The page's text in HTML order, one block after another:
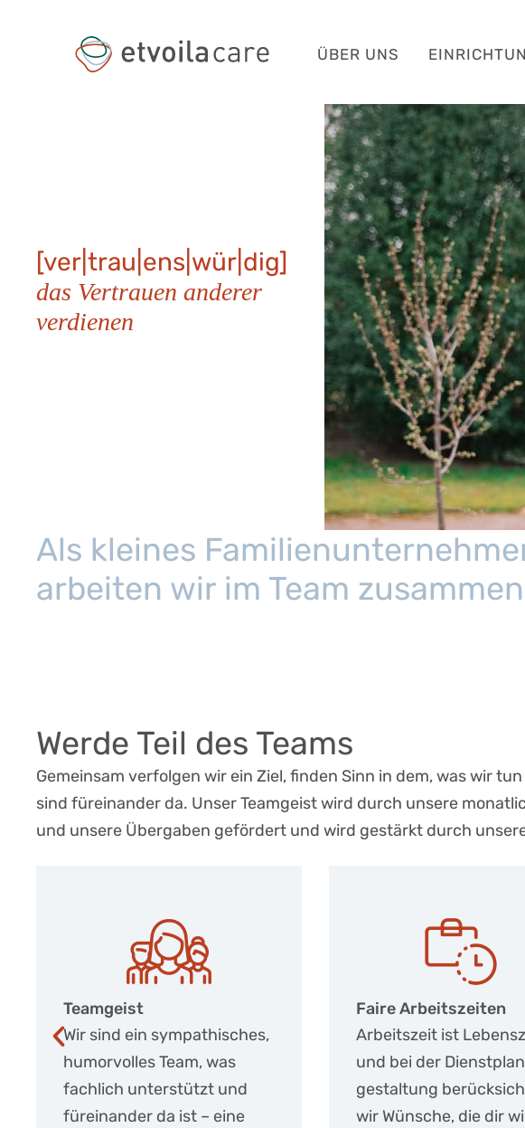
ÜBER UNS
[ver|trau|ens|wür|dig]
das Vertrauen anderer
verdienen
Als kleines
arbeiten wir im Team
Werde Teil des Teams
Gemeinsam verfolgen wir ein Ziel, finden Sinn in dem, was wir
sind füreinander da. Unser Teamgeist wird durch unsere
und unsere Übergaben gefördert und wird gestärkt durch
Faire Arbeitszeiten
Arbeitszeit ist Lebenszeit –
und bei der Dienstplan­
gestaltung berücksichtigen
wir Wünsche, die dir wichtig
Altersvorsorge
Wir bezuschussen
Wunsch die
und gehen auch
andere Wege.